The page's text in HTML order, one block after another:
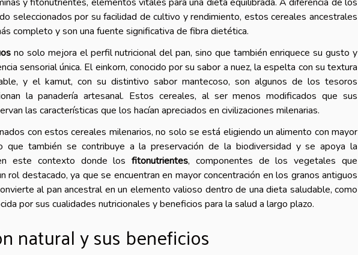
seleccionados por su facilidad de cultivo y rendimiento, estos cereales ancestrales
completo y son una fuente significativa de fibra dietética.
no solo mejora el perfil nutricional del pan, sino que también enriquece su gusto y
sensorial única. El einkorn, conocido por su sabor a nuez, la espelta con su textura
y el kamut, con su distintivo sabor mantecoso, son algunos de los tesoros
la panadería artesanal. Estos cereales, al ser menos modificados que sus
las características que los hacían apreciados en civilizaciones milenarias.
con estos cereales milenarios, no solo se está eligiendo un alimento con mayor
que también se contribuye a la preservación de la biodiversidad y se apoya la
este contexto donde losfitonutrientes, componentes de los vegetales que
rol destacado, ya que se encuentran en mayor concentración en los granos antiguos
al pan ancestral en un elemento valioso dentro de una dieta saludable, como
por sus cualidades nutricionales y beneficios para la salud a largo plazo.
natural y sus beneficios